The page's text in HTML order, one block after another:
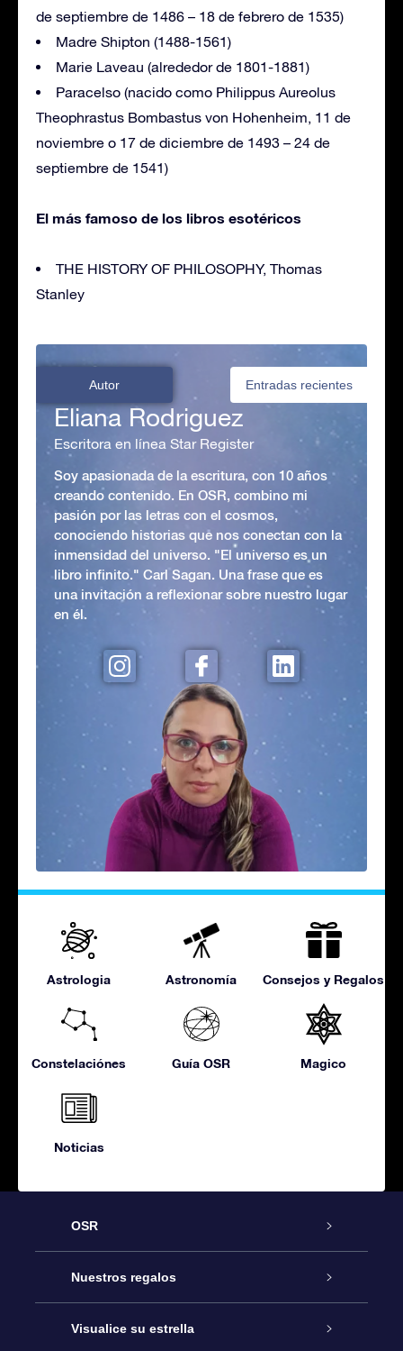
de septiembre de 1486 – 18 de febrero de 1535)
Madre Shipton (1488-1561)
Marie Laveau (alrededor de 1801-1881)
Paracelso (nacido como Philippus Aureolus
Theophrastus Bombastus von Hohenheim, 11 de
noviembre o 17 de diciembre de 1493 – 24 de
septiembre de 1541)
El más famoso de los libros esotéricos
THE HISTORY OF PHILOSOPHY, Thomas
Stanley
Autor Entradas recientes
Eliana Rodriguez
Escritora en línea Star Register
Soy apasionada de la escritura, con 10 años
creando contenido. En OSR, combino mi
pasión por las letras con el cosmos,
conociendo historias que nos conectan con la
inmensidad del universo. "El universo es un
libro infinito." Carl Sagan. Una frase que es
una invitación a reflexionar sobre nuestro lugar
en él.
Astrologia Astronomía Consejos y Regalos
Constelaciónes Guía OSR Magico
Noticias
OSR
Atención
Contáctanos
Nuestros regalos
Regalo Estrella Online
Visualice su estrella